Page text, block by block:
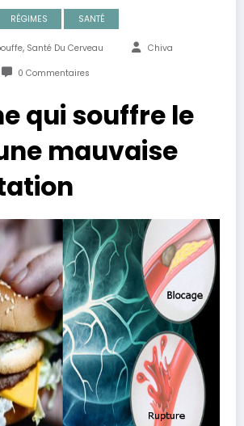
RÉGIMES SANTÉ
, Santé Du Cerveau Chiva
0 Commentaires
qui souffre le
mauvaise